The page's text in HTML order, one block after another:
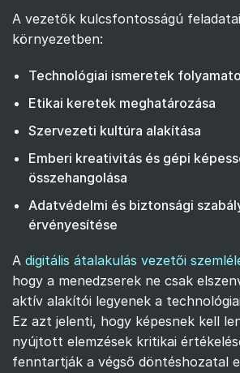
A vezetők kulcsfontosságú
környezetben:
Technológiai ismeretek
Etikai keretek meghatározása
Szervezeti kultúra alakítása
Emberi kreativitás és gépi
összehangolása
Adatvédelmi és biztonsági
érvényesítése
A digitális átalakulás vezetői
hogy a menedzserek ne csak
aktív alakítói legyenek a
Ez azt jelenti, hogy képesnek kell
nyújtott elemzések kritikai
fenntartják a végső döntéshozatal